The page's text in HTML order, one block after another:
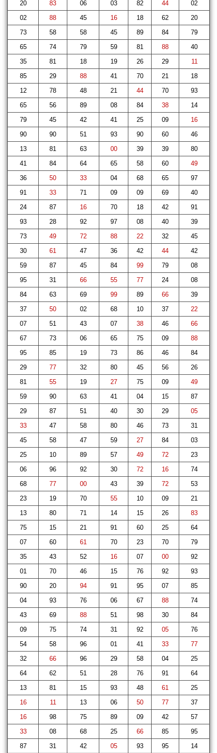
20 83 06 03 82 44
02
02
88 45 16 18 62
20
73
58 58 45 89 84
79
65
74 79 59 81 88
40
35
81 18 19 26 29
11
85
29 88 41 70 21
18
12
78 48 21 44 70
93
65
56 89 08 84 38
14
79
45 42 41 25 09
16
90
90 51 93 90 60
46
13
81 63 00 39 39
80
41
84 64 65 58 60
49
36
50 33 04 68 65
97
91
33 71 09 09 69
40
24
87 16 70 18 42
91
93
28 92 97 08 40
39
73
49 72 88 22 32
45
30
61 47 36 42 44
42
59
87 45 84 99 79
08
95
31 66 55 77 24
08
84
63 69 99 89 66
39
37
50 02 68 10 37
22
07
51 43 07 38 46
66
67
73 06 65 75 09
88
95
85 19 73 86 46
84
29
77 32 80 45 56
26
81
55 19 27 75 09
49
59
90 63 41 04 15
87
29
87 51 40 30 29
05
33
47 58 80 46 73
31
45
58 47 59 27 84
03
25
10 89 57 49 72
23
06
96 92 30 72 16
74
68
77 00 43 39 72
53
23
19 70 55 10 09
21
13
80 71 14 15 26
83
75
15 21 91 60 25
64
07
60 61 70 23 70
79
35
43 52 16 07 00
92
01
70 46 15 76 92
93
90
20 94 91 95 07
85
04
93 76 06 67 88
74
43
69 88 51 98 30
84
09
75 74 31 92 05
76
54
58 96 01 41 33
77
32
66 96 29 58 04
25
64
62 51 28 76 91
64
13
81 15 93 48 61
25
16
11 13 06 50 77
37
16
98 75 89 09 42
57
33
08 68 25 66 85
95
87
31 42 05 93 95
14